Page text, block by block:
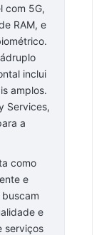
com 5G,
RAM, e
inclui
amplos.
Services,
a
como
e
e
serviços